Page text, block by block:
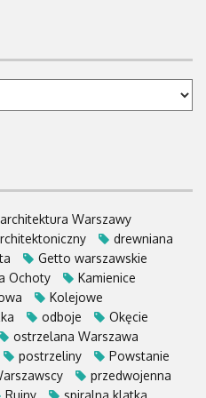
architektura Warszawy
drewniana
Getto warszawskie
Ochoty
Kamienice
Kolejowe
odboje
Okęcie
ostrzelana Warszawa
postrzeliny
Powstanie
przedwojenna
Ruiny
spiralna klatka